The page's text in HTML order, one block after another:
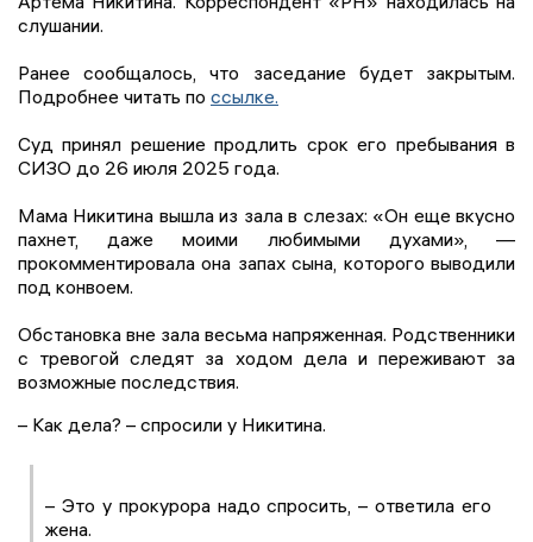
слушании.
Ранее сообщалось, что заседание будет закрытым.
Подробнее читать по ссылке.
Суд принял решение продлить срок его пребывания в
СИЗО до 26 июля 2025 года.
Мама Никитина вышла из зала в слезах: «Он еще вкусно
пахнет, даже моими любимыми духами», —
прокомментировала она запах сына, которого выводили
под конвоем.
Обстановка вне зала весьма напряженная. Родственники
с тревогой следят за ходом дела и переживают за
возможные последствия.
– Как дела? – спросили у Никитина.
– Это у прокурора надо спросить, – ответила его
жена.